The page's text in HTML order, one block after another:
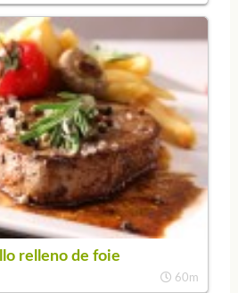
relleno de foie
60m